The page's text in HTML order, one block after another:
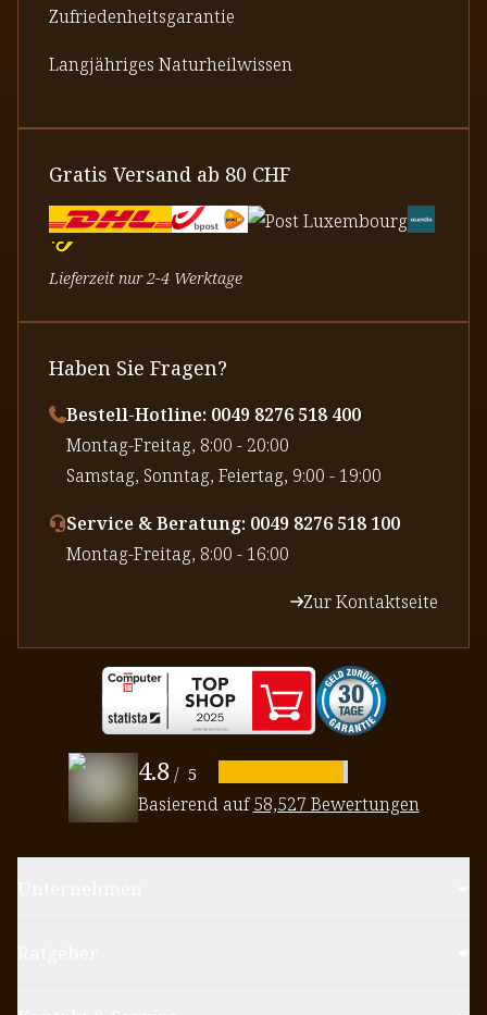
Zufriedenheitsgarantie
Langjähriges Naturheilwissen
Gratis Versand ab 80 CHF
Lieferzeit nur 2-4 Werktage
Haben Sie Fragen?
Bestell-Hotline: 0049 8276 518 400
⁠Montag-Freitag, 8:00 - 20:00
⁠Samstag, Sonntag, Feiertag, 9:00 - 19:00
Service & Beratung: 0049 8276 518 100
⁠Montag-Freitag, 8:00 - 16:00
Zur Kontaktseite
4.8 / 5
Basierend auf58,527 Bewertungen